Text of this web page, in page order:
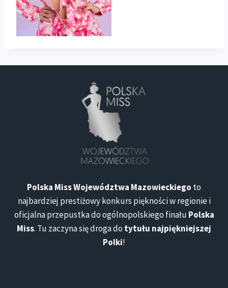
Polska Miss Województwa Mazowieckiego to
najbardziej prestiżowy konkurs piękności w regionie i
oficjalna przepustka do ogólnopolskiego finału Polska
Miss. Tu zaczyna się droga do tytułu najpiękniejszej
Polki!